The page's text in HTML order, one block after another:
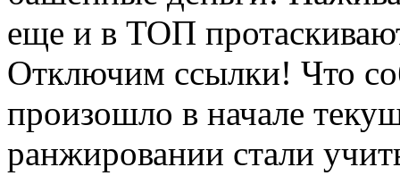
еще и в ТОП
Отключим ссылки! Что
произошло в начале
ранжировании стали